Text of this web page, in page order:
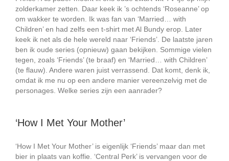
zolderkamer zetten. Daar keek ik ’s ochtends ‘Roseanne’ op
om wakker te worden. Ik was fan van ‘Married… with
Children’ en had zelfs een t-shirt met Al Bundy erop. Later
keek ik net als de hele wereld naar ‘Friends’. De laatste jaren
ben ik oude series (opnieuw) gaan bekijken. Sommige vielen
tegen, zoals ‘Friends’ (te braaf) en ‘Married… with Children’
(te flauw). Andere waren juist verrassend. Dat komt, denk ik,
omdat ik me nu op een andere manier vereenzelvig met de
personages. Welke series zijn een aanrader?
‘How I Met Your Mother’
‘How I Met Your Mother’ is eigenlijk ‘Friends’ maar dan met
bier in plaats van koffie. ‘Central Perk’ is vervangen voor de